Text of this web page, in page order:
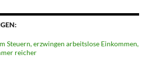
Steuern, erzwingen arbeitslose Einkommen,
reicher